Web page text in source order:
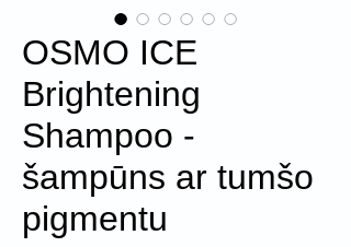
OSMO ICE
Brightening
Shampoo -
šampūns ar tumšo
pigmentu